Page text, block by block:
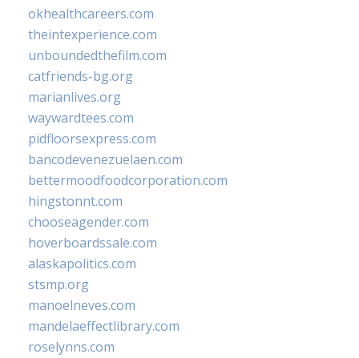
okhealthcareers.com
theintexperience.com
unboundedthefilm.com
catfriends-bg.org
marianlives.org
waywardtees.com
pidfloorsexpress.com
bancodevenezuelaen.com
bettermoodfoodcorporation.com
hingstonnt.com
chooseagender.com
hoverboardssale.com
alaskapolitics.com
stsmp.org
manoelneves.com
mandelaeffectlibrary.com
roselynns.com